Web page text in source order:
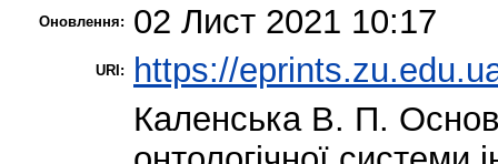
Оновлення: 02 Лист 2021 10:17
URI: https://
Каленська В. П.